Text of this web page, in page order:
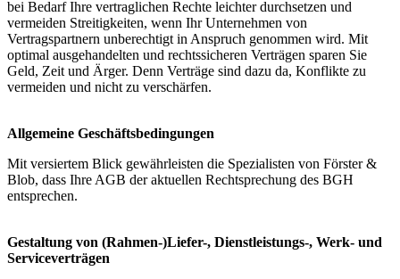
bei Bedarf Ihre vertraglichen Rechte leichter durchsetzen und
vermeiden Streitigkeiten, wenn Ihr Unternehmen von
Vertragspartnern unberechtigt in Anspruch genommen wird. Mit
optimal ausgehandelten und rechtssicheren Verträgen sparen Sie
Geld, Zeit und Ärger. Denn Verträge sind dazu da, Konflikte zu
vermeiden und nicht zu verschärfen.
Allgemeine Geschäftsbedingungen
Mit versiertem Blick gewährleisten die Spezialisten von Förster &
Blob, dass Ihre AGB der aktuellen Rechtsprechung des BGH
entsprechen.
Gestaltung von (Rahmen-)Liefer-, Dienstleistungs-, Werk- und
Serviceverträgen